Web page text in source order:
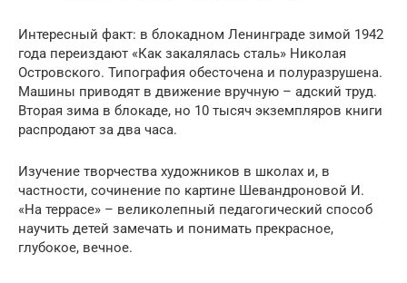
Интересный факт: в блокадном Ленинграде зимой 1942
года переиздают «Как закалялась сталь» Николая
Островского. Типография обесточена и полуразрушена.
Машины приводят в движение вручную – адский труд.
Вторая зима в блокаде, но 10 тысяч экземпляров книги
распродают за два часа.
Изучение творчества художников в школах и, в
частности, сочинение по картине Шевандроновой И.
«На террасе» – великолепный педагогический способ
научить детей замечать и понимать прекрасное,
глубокое, вечное.